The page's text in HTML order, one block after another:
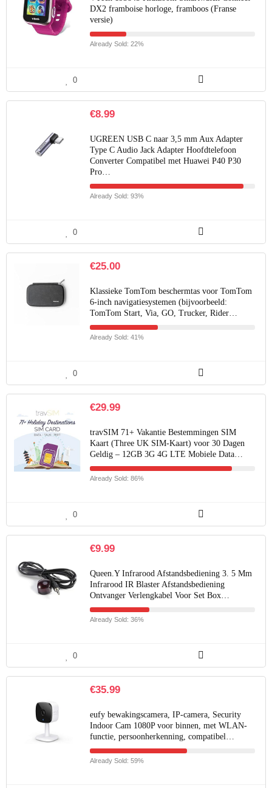
DX2 framboise horloge, framboos (Franse
versie)
Already Sold: 22%
0
€8.99
UGREEN USB C naar 3,5 mm Aux Adapter
Type C Audio Jack Adapter Hoofdtelefoon
Converter Compatibel met Huawei P40 P30
Pro…
Already Sold: 93%
0
€25.00
Klassieke TomTom beschermtas voor TomTom
6-inch navigatiesystemen (bijvoorbeeld:
TomTom Start, Via, GO, Trucker, Rider…
Already Sold: 41%
0
€29.99
travSIM 71+ Vakantie Bestemmingen SIM
Kaart (Three UK SIM-Kaart) voor 30 Dagen
Geldig – 12GB 3G 4G LTE Mobiele Data…
Already Sold: 86%
0
€9.99
Queen.Y Infrarood Afstandsbediening 3. 5 Mm
Infrarood IR Blaster Afstandsbediening
Ontvanger Verlengkabel Voor Set Box…
Already Sold: 36%
0
€35.99
eufy bewakingscamera, IP-camera, Security
Indoor Cam 1080P voor binnen, met WLAN-
functie, persoonherkenning, compatibel…
Already Sold: 59%